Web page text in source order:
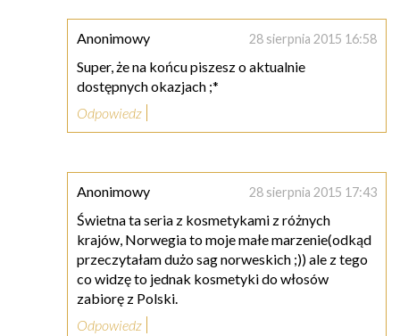
Anonimowy 28 sierpnia 2015 16:58
Super, że na końcu piszesz o aktualnie
dostępnych okazjach ;*
Odpowiedz
Anonimowy 28 sierpnia 2015 17:43
Świetna ta seria z kosmetykami z różnych
krajów, Norwegia to moje małe marzenie(odkąd
przeczytałam dużo sag norweskich ;)) ale z tego
co widzę to jednak kosmetyki do włosów
zabiorę z Polski.
Odpowiedz